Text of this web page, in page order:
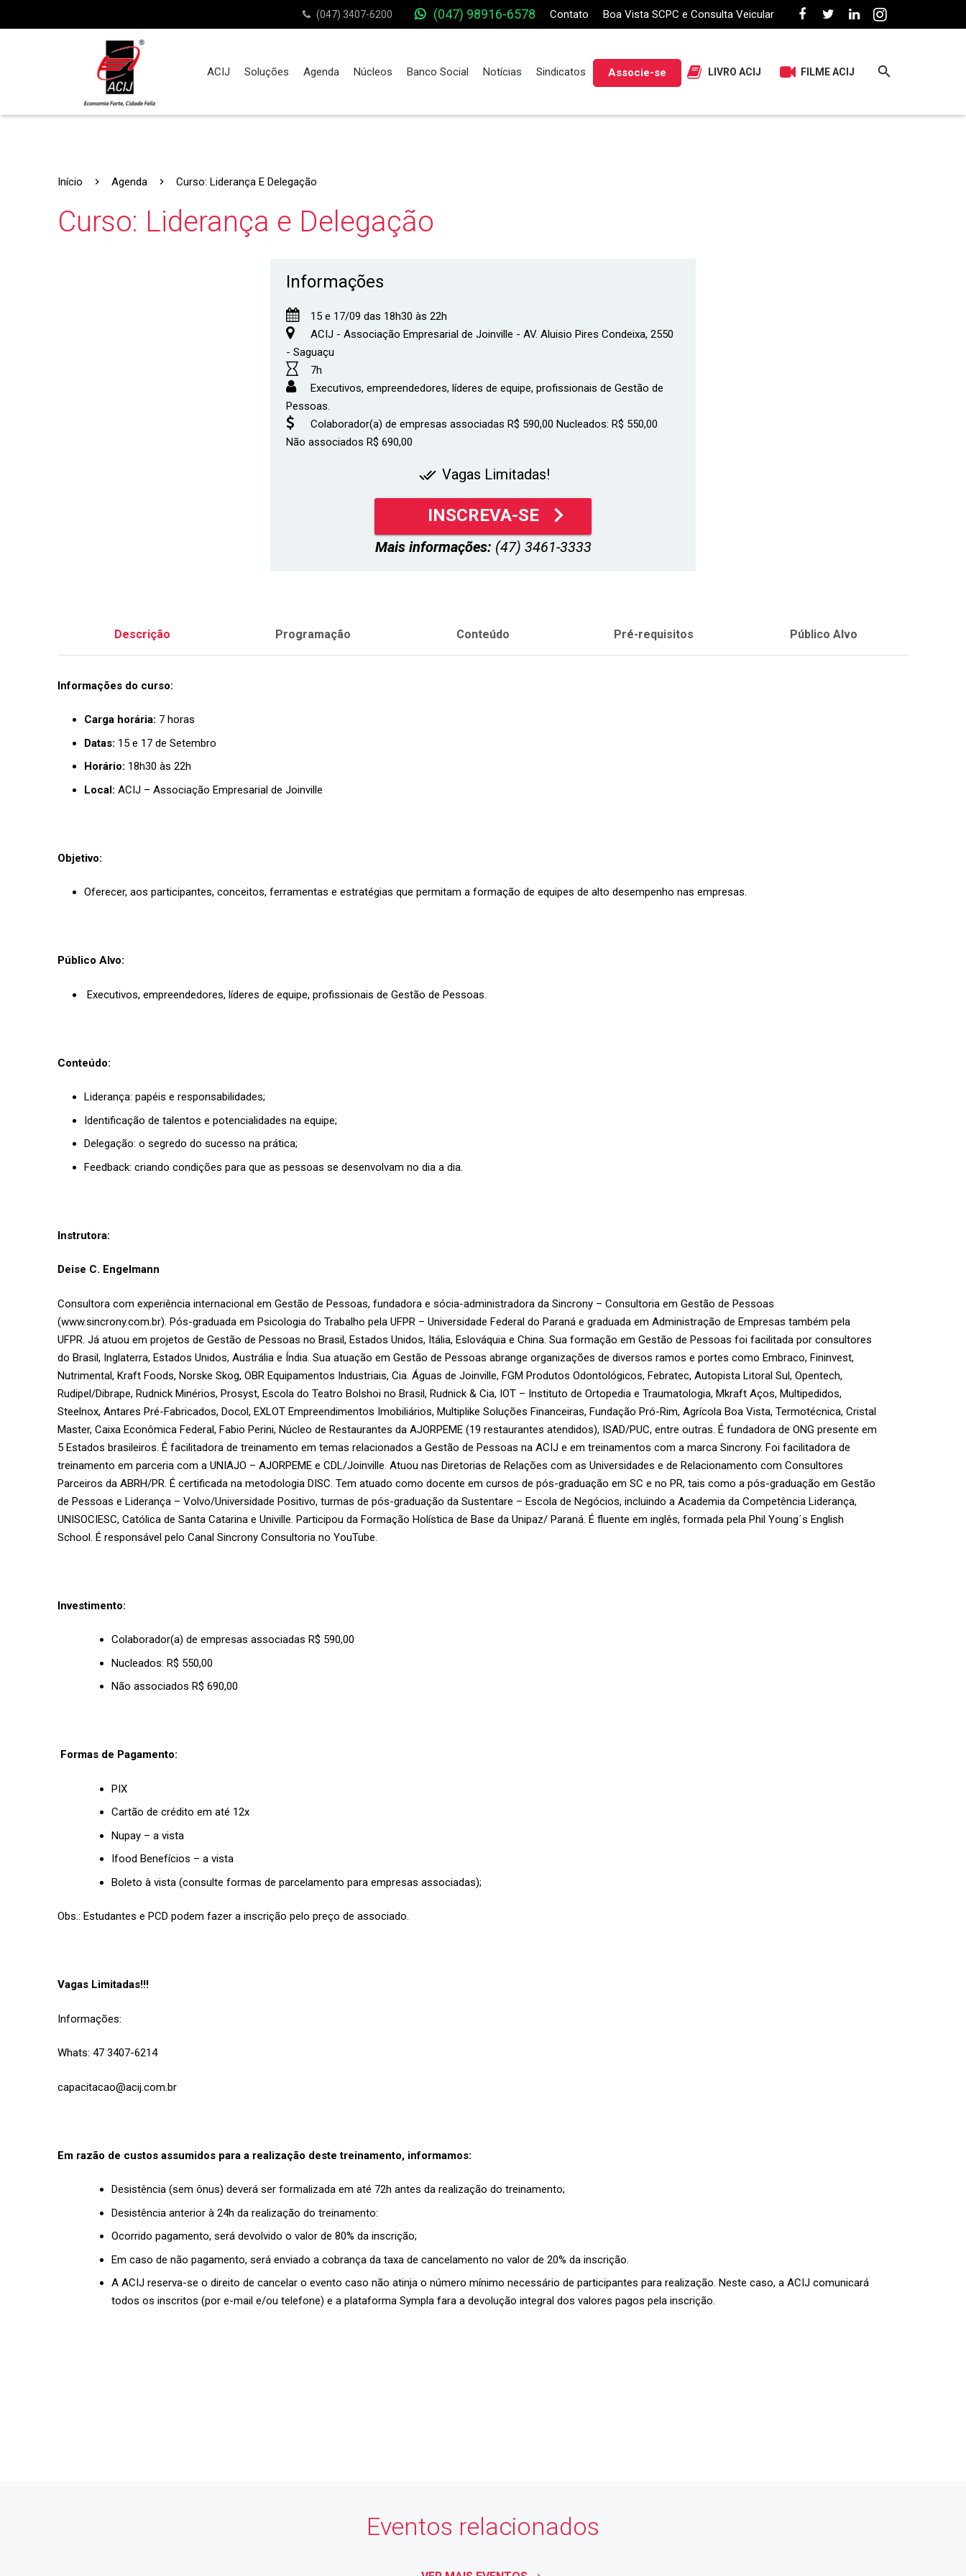
(047) 3407-6200 (047) 98916-6578 Contato Boa Vista SCPC e Consulta Veicular
ACIJ Soluções Agenda Núcleos Banco Social Notícias Sindicatos Associe-se LIVRO ACIJ FILME ACIJ
Início Agenda Curso: Liderança E Delegação
Curso: Liderança e Delegação
Informações
15 e 17/09 das 18h30 às 22h
ACIJ - Associação Empresarial de Joinville - AV. Aluisio Pires Condeixa, 2550
- Saguaçu
7h
Executivos, empreendedores, líderes de equipe, profissionais de Gestão de
Pessoas.
Colaborador(a) de empresas associadas R$ 590,00 Nucleados: R$ 550,00
Não associados R$ 690,00
done_all Vagas Limitadas!
INSCREVA-SE keyboard_arrow_right
Mais informações: (47) 3461-3333
Descrição Programação Conteúdo Pré-requisitos Público Alvo
Informações do curso:
Carga horária: 7 horas
Datas: 15 e 17 de Setembro
Horário: 18h30 às 22h
Local: ACIJ – Associação Empresarial de Joinville
Objetivo:
Oferecer, aos participantes, conceitos, ferramentas e estratégias que permitam a formação de equipes de alto desempenho nas empresas.
Público Alvo:
Executivos, empreendedores, líderes de equipe, profissionais de Gestão de Pessoas.
Conteúdo:
Liderança: papéis e responsabilidades;
Identificação de talentos e potencialidades na equipe;
Delegação: o segredo do sucesso na prática;
Feedback: criando condições para que as pessoas se desenvolvam no dia a dia.
Instrutora:
Deise C. Engelmann
Consultora com experiência internacional em Gestão de Pessoas, fundadora e sócia-administradora da Sincrony – Consultoria em Gestão de Pessoas
(www.sincrony.com.br). Pós-graduada em Psicologia do Trabalho pela UFPR – Universidade Federal do Paraná e graduada em Administração de Empresas também pela
UFPR. Já atuou em projetos de Gestão de Pessoas no Brasil, Estados Unidos, Itália, Eslováquia e China. Sua formação em Gestão de Pessoas foi facilitada por consultores
do Brasil, Inglaterra, Estados Unidos, Austrália e Índia. Sua atuação em Gestão de Pessoas abrange organizações de diversos ramos e portes como Embraco, Fininvest,
Nutrimental, Kraft Foods, Norske Skog, OBR Equipamentos Industriais, Cia. Águas de Joinville, FGM Produtos Odontológicos, Febratec, Autopista Litoral Sul, Opentech,
Rudipel/Dibrape, Rudnick Minérios, Prosyst, Escola do Teatro Bolshoi no Brasil, Rudnick & Cia, IOT – Instituto de Ortopedia e Traumatologia, Mkraft Aços, Multipedidos,
Steelnox, Antares Pré-Fabricados, Docol, EXLOT Empreendimentos Imobiliários, Multiplike Soluções Financeiras, Fundação Pró-Rim, Agrícola Boa Vista, Termotécnica, Cristal
Master, Caixa Econômica Federal, Fabio Perini, Núcleo de Restaurantes da AJORPEME (19 restaurantes atendidos), ISAD/PUC, entre outras. É fundadora de ONG presente em
5 Estados brasileiros. É facilitadora de treinamento em temas relacionados a Gestão de Pessoas na ACIJ e em treinamentos com a marca Sincrony. Foi facilitadora de
treinamento em parceria com a UNIAJO – AJORPEME e CDL/Joinville. Atuou nas Diretorias de Relações com as Universidades e de Relacionamento com Consultores
Parceiros da ABRH/PR. É certificada na metodologia DISC. Tem atuado como docente em cursos de pós-graduação em SC e no PR, tais como a pós-graduação em Gestão
de Pessoas e Liderança – Volvo/Universidade Positivo, turmas de pós-graduação da Sustentare – Escola de Negócios, incluindo a Academia da Competência Liderança,
UNISOCIESC, Católica de Santa Catarina e Univille. Participou da Formação Holística de Base da Unipaz/ Paraná. É fluente em inglês, formada pela Phil Young´s English
School. É responsável pelo Canal Sincrony Consultoria no YouTube.
Investimento:
Colaborador(a) de empresas associadas R$ 590,00
Nucleados: R$ 550,00
Não associados R$ 690,00
Formas de Pagamento:
PIX
Cartão de crédito em até 12x
Nupay – a vista
Ifood Benefícios – a vista
Boleto à vista (consulte formas de parcelamento para empresas associadas);
Obs.: Estudantes e PCD podem fazer a inscrição pelo preço de associado.
Vagas Limitadas!!!
Informações:
Whats: 47 3407-6214
capacitacao@acij.com.br
Em razão de custos assumidos para a realização deste treinamento, informamos:
Desistência (sem ônus) deverá ser formalizada em até 72h antes da realização do treinamento;
Desistência anterior à 24h da realização do treinamento:
Ocorrido pagamento, será devolvido o valor de 80% da inscrição;
Em caso de não pagamento, será enviado a cobrança da taxa de cancelamento no valor de 20% da inscrição.
A ACIJ reserva-se o direito de cancelar o evento caso não atinja o número mínimo necessário de participantes para realização. Neste caso, a ACIJ comunicará
todos os inscritos (por e-mail e/ou telefone) e a plataforma Sympla fara a devolução integral dos valores pagos pela inscrição.
Eventos relacionados